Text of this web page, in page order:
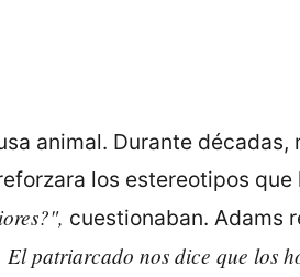
animal. Durante décadas,
los estereotipos que
cuestionaban. Adams
patriarcado nos dice que los